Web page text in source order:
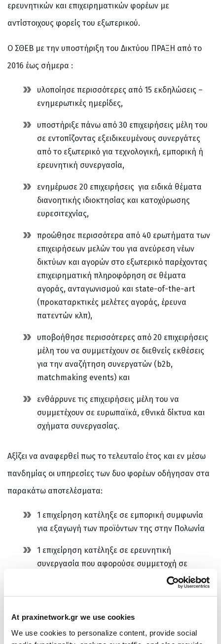
At praxinetwork.gr we use cookies
We use cookies to personalize content, provide social
ερευνητικών και επιχειρηματικών φορέων με
αντίστοιχους φορείς του εξωτερικού.
Ο ΣΘΕΒ με την υποστήριξη του Δικτύου ΠΡΑΞΗ από το
2016 έως σήμερα :
υλοποίησε περισσότερες από 15 εκδηλώσεις –
ενημερωτικές ημερίδες,
υποστήριξε πάνω από 30 επιχειρήσεις μέλη του
σε εντοπίζοντας εξειδικευμένους συνεργάτες
από το εξωτερικό για τεχνολογική, εμπορική ή
ερευνητική συνεργασία,
ενημέρωσε 20 επιχειρήσεις για ειδικά θέματα
διανοητικής ιδιοκτησίας και κατοχύρωσης
ευρεσιτεχνίας,
προώθησε περισσότερα από 40 ερωτήματα των
επιχειρήσεων μελών του για ανεύρεση νέων
δικτύων και αγορών στο εξωτερικό παρέχοντας
επιχειρηματική πληροφόρηση σε θέματα
αγοράς, ανταγωνισμού και state-of-the-art
(προκαταρκτικές μελέτες αγοράς, έρευνα
πατεντών κλπ),
υποβοήθησε περισσότερες από 20 επιχειρήσεις
μέλη του να συμμετέχουν σε διεθνείς εκθέσεις
για την αναζήτηση συνεργατών (b2b,
matchmaking events) και
ενθάρρυνε τις επιχειρήσεις μέλη του να
συμμετέχουν σε ευρωπαϊκά, εθνικά δίκτυα και
σχήματα συνεργασίας.
Αξίζει να αναφερθεί πως το τελευταίο έτος και εν μέσω
πανδημίας οι υπηρεσίες των δυο φορέων οδήγησαν στα
παρακάτω αποτελέσματα:
1 επιχείρηση κατέληξε σε εμπορική συμφωνία
για εξαγωγή των προϊόντων της στην Πολωνία
1 επιχείρηση κατέληξε σε ερευνητική
συνεργασία που αφορούσε συμμετοχή σε
υποβολή πρότασης χρηματοδότησης για την
εξωτερικού